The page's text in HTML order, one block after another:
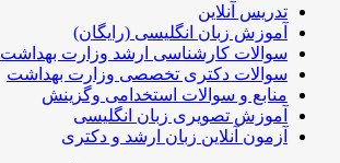
تدریس آنلاین
آموزش زبان انگلیسی (رایگان)
سوالات کارشناسی ارشد وزارت بهداشت
سوالات دکتری تخصصی وزارت بهداشت
منابع و سوالات استخدامی وگزینش
آموزش تصویری زبان انگلیسی
آزمون آنلاین زبان ارشد و دکتری